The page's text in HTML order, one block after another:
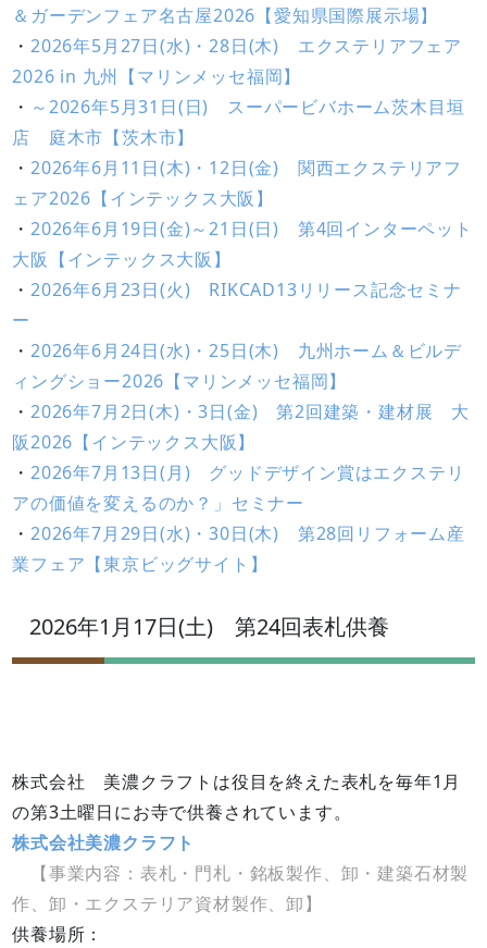
＆ガーデンフェア名古屋2026【愛知県国際展示場】
・2026年5月27日(水)・28日(木) エクステリアフェア
2026 in 九州【マリンメッセ福岡】
・ ～2026年5月31日(日) スーパービバホーム茨木目垣
店 庭木市【茨木市】
・2026年6月11日(木)・12日(金) 関西エクステリアフ
ェア2026【インテックス大阪】
・2026年6月19日(金)～21日(日) 第4回インターペット
大阪【インテックス大阪】
・2026年6月23日(火) RIKCAD13リリース記念セミナ
ー
・2026年6月24日(水)・25日(木) 九州ホーム＆ビルデ
ィングショー2026【マリンメッセ福岡】
・2026年7月2日(木)・3日(金) 第2回建築・建材展 大
阪2026【インテックス大阪】
・2026年7月13日(月) グッドデザイン賞はエクステリ
アの価値を変えるのか？」セミナー
・2026年7月29日(水)・30日(木) 第28回リフォーム産
業フェア【東京ビッグサイト】
2026年1月17日(土) 第24回表札供養
株式会社 美濃クラフトは役目を終えた表札を毎年1月
の第3土曜日にお寺で供養されています。
株式会社美濃クラフト
【事業内容：表札・門札・銘板製作、卸・建築石材製
作、卸・エクステリア資材製作、卸】
供養場所：